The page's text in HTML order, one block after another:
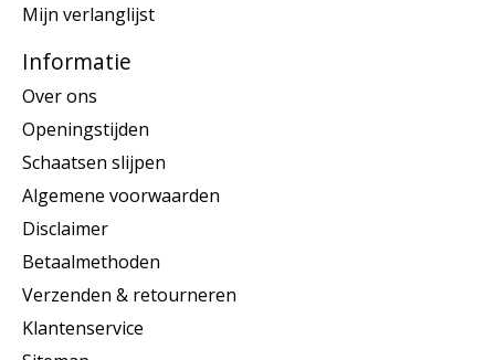
Mijn verlanglijst
Informatie
Over ons
Openingstijden
Schaatsen slijpen
Algemene voorwaarden
Disclaimer
Betaalmethoden
Verzenden & retourneren
Klantenservice